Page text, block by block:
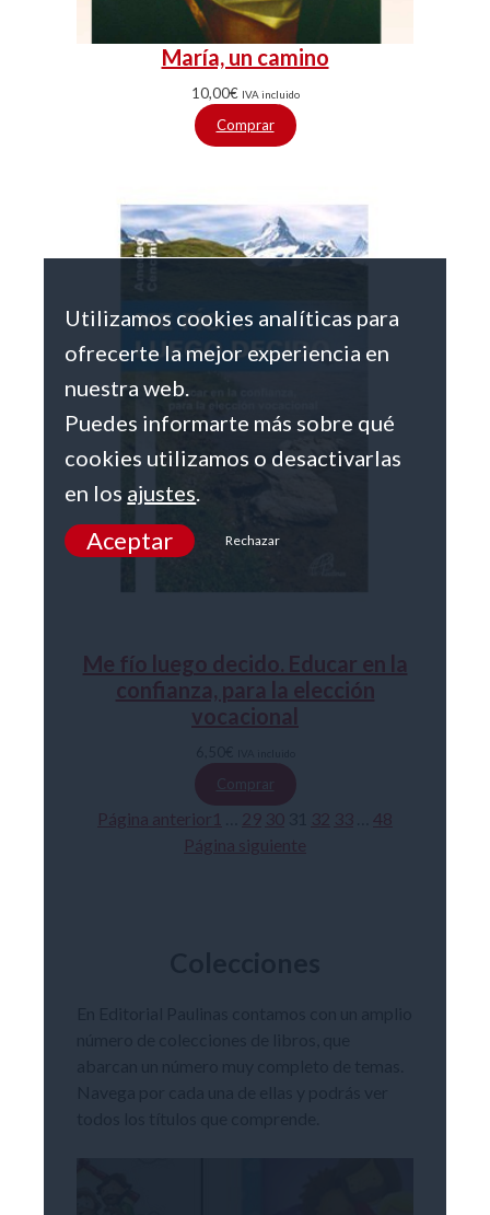
María, un camino
10,00€ IVA incluido
Comprar
Me fío luego decido. Educar en la
confianza, para la elección
vocacional
Comprar
Página anterior1 29 30 32 33
48
Página siguiente
Utilizamos cookies analíticas para
ofrecerte la mejor experiencia en
nuestra web.
Puedes informarte más sobre qué
cookies utilizamos o desactivarlas
en los ajustes.
Aceptar Rechazar